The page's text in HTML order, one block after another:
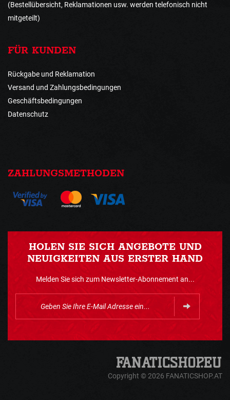
(Bestellübersicht, Reklamationen usw. werden telefonisch nicht
mitgeteilt)
FÜR KUNDEN
Rückgabe und Reklamation
Versand und Zahlungsbedingungen
Geschäftsbedingungen
Datenschutz
ZAHLUNGSMETHODEN
HOLEN SIE SICH ANGEBOTE UND
NEUIGKEITEN AUS ERSTER HAND
Melden Sie sich zum Newsletter-Abonnement an...
Copyright © 2026 FANATICSHOP.AT